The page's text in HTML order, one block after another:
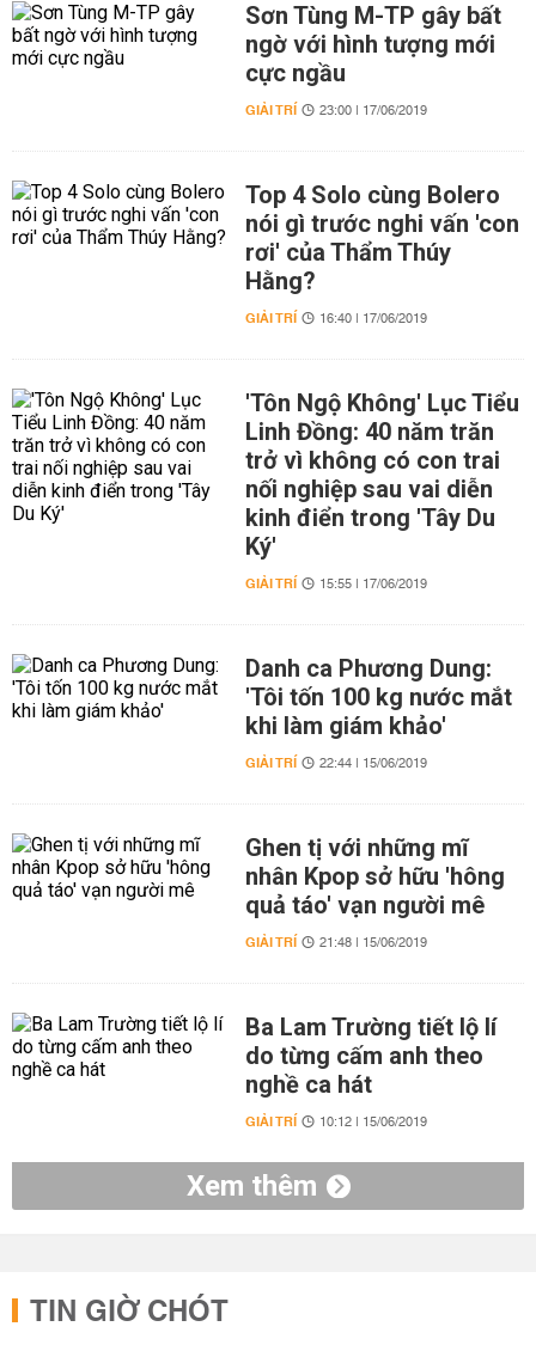
Sơn Tùng M-TP gây bất
ngờ với hình tượng mới
cực ngầu
GIẢI TRÍ 23:00 | 17/06/2019
Top 4 Solo cùng Bolero
nói gì trước nghi vấn 'con
rơi' của Thẩm Thúy
Hằng?
GIẢI TRÍ 16:40 | 17/06/2019
'Tôn Ngộ Không' Lục Tiểu
Linh Đồng: 40 năm trăn
trở vì không có con trai
nối nghiệp sau vai diễn
kinh điển trong 'Tây Du
Ký'
GIẢI TRÍ 15:55 | 17/06/2019
Danh ca Phương Dung:
'Tôi tốn 100 kg nước mắt
khi làm giám khảo'
GIẢI TRÍ 22:44 | 15/06/2019
Ghen tị với những mĩ
nhân Kpop sở hữu 'hông
quả táo' vạn người mê
GIẢI TRÍ 21:48 | 15/06/2019
Ba Lam Trường tiết lộ lí
do từng cấm anh theo
nghề ca hát
GIẢI TRÍ 10:12 | 15/06/2019
Xem thêm
TIN GIỜ CHÓT